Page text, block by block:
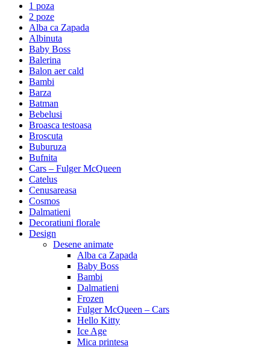
1 poza
2 poze
Alba ca Zapada
Albinuta
Baby Boss
Balerina
Balon aer cald
Bambi
Barza
Batman
Bebelusi
Broasca testoasa
Broscuta
Buburuza
Bufnita
Cars – Fulger McQueen
Catelus
Cenusareasa
Cosmos
Dalmatieni
Decoratiuni florale
Design
Desene animate
Alba ca Zapada
Baby Boss
Bambi
Dalmatieni
Frozen
Fulger McQueen – Cars
Hello Kitty
Ice Age
Mica printesa